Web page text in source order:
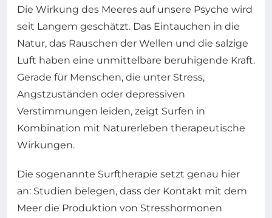
Die Wirkung des Meeres auf unsere Psyche wird
seit Langem geschätzt. Das Eintauchen in die
Natur, das Rauschen der Wellen und die salzige
Luft haben eine unmittelbare beruhigende Kraft.
Gerade für Menschen, die unter Stress,
Angstzuständen oder depressiven
Verstimmungen leiden, zeigt Surfen in
Kombination mit Naturerleben therapeutische
Wirkungen.
Die sogenannte Surftherapie setzt genau hier
an: Studien belegen, dass der Kontakt mit dem
Meer die Produktion von Stresshormonen